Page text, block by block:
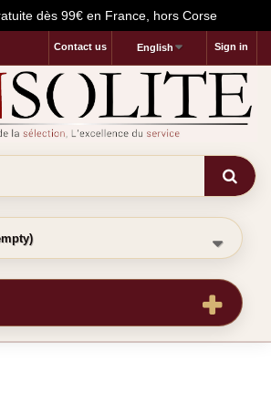
dès 99€ en France, hors Corse
Sign in
English
Contact us